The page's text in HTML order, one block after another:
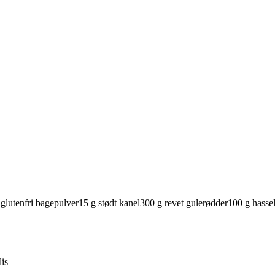
glutenfri bagepulver15 g stødt kanel300 g revet gulerødder100 g